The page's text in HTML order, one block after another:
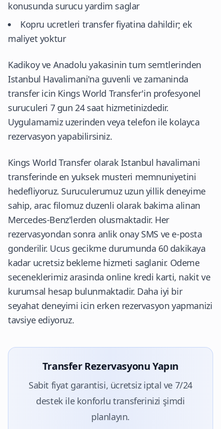
konusunda surucu yardim saglar
Kopru ucretleri transfer fiyatina dahildir; ek
maliyet yoktur
Kadikoy ve Anadolu yakasinin tum semtlerinden
Istanbul Havalimani'na guvenli ve zamaninda
transfer icin Kings World Transfer'in profesyonel
suruculeri 7 gun 24 saat hizmetinizdedir.
Uygulamamiz uzerinden veya telefon ile kolayca
rezervasyon yapabilirsiniz.
Kings World Transfer olarak Istanbul havalimani
transferinde en yuksek musteri memnuniyetini
hedefliyoruz. Suruculerumuz uzun yillik deneyime
sahip, arac filomuz duzenli olarak bakima alinan
Mercedes-Benz'lerden olusmaktadir. Her
rezervasyondan sonra anlik onay SMS ve e-posta
gonderilir. Ucus gecikme durumunda 60 dakikaya
kadar ucretsiz bekleme hizmeti saglanir. Odeme
seceneklerimiz arasinda online kredi karti, nakit ve
kurumsal hesap bulunmaktadir. Daha iyi bir
seyahat deneyimi icin erken rezervasyon yapmanizi
tavsiye ediyoruz.
Transfer Rezervasyonu Yapın
Sabit fiyat garantisi, ücretsiz iptal ve 7/24
destek ile konforlu transferinizi şimdi
planlayın.